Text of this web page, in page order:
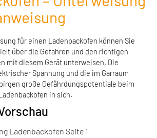
für einen Ladenbackofen können Sie
über die Gefahren und den richtigen
mit diesem Gerät unterweisen. Die
Spannung und die im Garraum
große Gefährdungspotentiale beim
in sich.
Ladenbackofen Seite 1